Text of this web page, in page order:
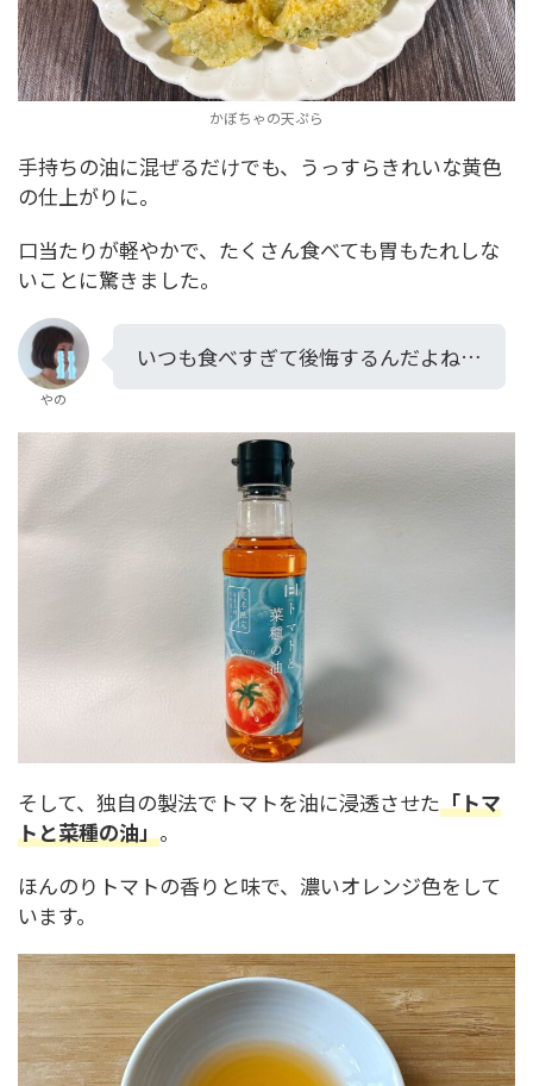
かぼちゃの天ぷら
手持ちの油に混ぜるだけでも、うっすらきれいな黄色
の仕上がりに。
口当たりが軽やかで、たくさん食べても胃もたれしな
いことに驚きました。
やの
いつも食べすぎて後悔するんだよね…
そして、独自の製法でトマトを油に浸透させた「トマ
トと菜種の油」。
ほんのりトマトの香りと味で、濃いオレンジ色をして
います。